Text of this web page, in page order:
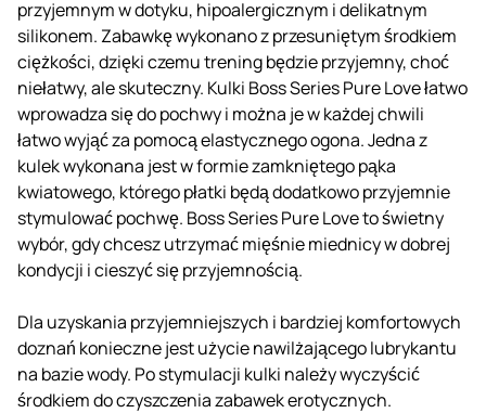
przyjemnym w dotyku, hipoalergicznym i delikatnym
silikonem. Zabawkę wykonano z przesuniętym środkiem
ciężkości, dzięki czemu trening będzie przyjemny, choć
niełatwy, ale skuteczny. Kulki Boss Series Pure Love łatwo
wprowadza się do pochwy i można je w każdej chwili
łatwo wyjąć za pomocą elastycznego ogona. Jedna z
kulek wykonana jest w formie zamkniętego pąka
kwiatowego, którego płatki będą dodatkowo przyjemnie
stymulować pochwę. Boss Series Pure Love to świetny
wybór, gdy chcesz utrzymać mięśnie miednicy w dobrej
kondycji i cieszyć się przyjemnością.
Dla uzyskania przyjemniejszych i bardziej komfortowych
doznań konieczne jest użycie nawilżającego lubrykantu
na bazie wody. Po stymulacji kulki należy wyczyścić
środkiem do czyszczenia zabawek erotycznych.